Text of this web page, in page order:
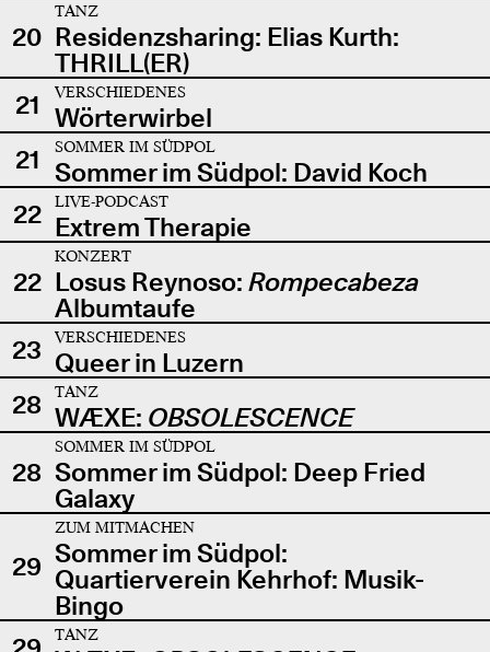
20
TANZ
Residenzsharing: Elias Kurth:
THRILL(ER)
21
VERSCHIEDENES
Wörterwirbel
21
SOMMER IM SÜDPOL
Sommer im Südpol: David Koch
22
LIVE-PODCAST
Extrem Therapie
22
KONZERT
Losus Reynoso: Rompecabeza
Albumtaufe
23
VERSCHIEDENES
Queer in Luzern
28
TANZ
WÆXE: OBSOLESCENCE
28
SOMMER IM SÜDPOL
Sommer im Südpol: Deep Fried
Galaxy
29
ZUM MITMACHEN
Sommer im Südpol:
Quartierverein Kehrhof: Musik-
Bingo
TANZ